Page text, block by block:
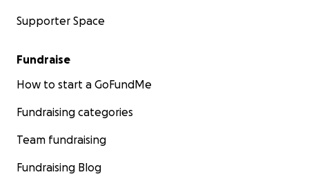
Supporter Space
Fundraise
How to start a GoFundMe
Fundraising categories
Team fundraising
Fundraising Blog